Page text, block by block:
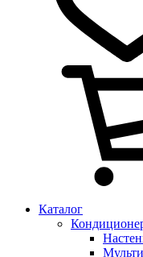
Каталог